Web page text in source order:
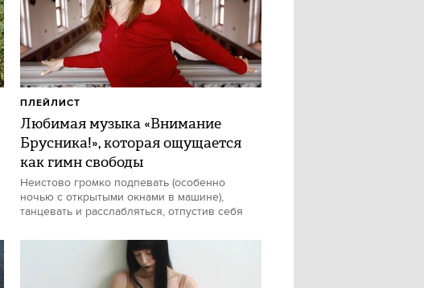
Любимая музыка «Внимание
Брусника!», которая ощущается
как гимн свободы
Неистово громко подпевать (особенно
ночью с открытыми окнами в машине),
танцевать и расслабляться, отпустив себя
ПЛЕЙЛИСТ